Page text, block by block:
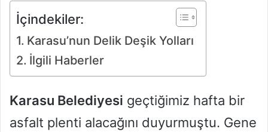
İçindekiler:
Karasu’nun Delik Deşik Yolları
İlgili Haberler
Karasu Belediyesi geçtiğimiz hafta bir
asfalt plenti alacağını duyurmuştu. Gene